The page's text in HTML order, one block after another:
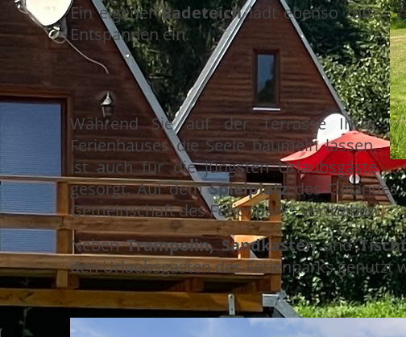
Ein eigenerBadeteichlädt ebenso zum
Entspannen ein.
Während Sie auf der Terrasse Ihres
Ferienhauses die Seele baumeln lassen,
ist auch für die jüngsten Urlaubsgäste
gesorgt. Auf demSpielplatzdes
Gemeinschaft des Ferienparks vertreiben.
NebenTrampolin, Sandkastenund
den Urlaubsgästen des Ferienparks genutzt